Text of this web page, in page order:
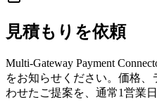
見積もりを依頼
Multi-Gateway Payment
をお知らせください。価格
わせたご提案を、通常1営業